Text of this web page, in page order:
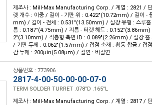
제조사 : Mill-Max Manufacturing Corp. / 계열 : 2821 / 단
렛 개수 : 이중 / 길이 - 기판 위 : 0.422"(10.72mm) / 길이 -
mm) / 길이 - 전체 : 0.531"(13.50mm) / 실장 유형 : 스루홀
름 : 0.187"(4.75mm) / 지름 - 터렛 헤드 : 0.152"(3.86mm)
2"(3.10mm) / 적층형 측면 ID : 0.089"(2.26mm) / 실장
/ 기판 두께 : 0.062"(1.57mm) / 접점 소재 : 황동 합금 / 접
감 두께 : 200µin(5.08µm) / 절연 : 비절연
상품번호 : 773906
2817-4-00-50-00-00-07-0
TERM SOLDER TURRET .078"D .165"L
제조사 : Mill-Max Manufacturing Corp. / 계열 : 2817 / 단